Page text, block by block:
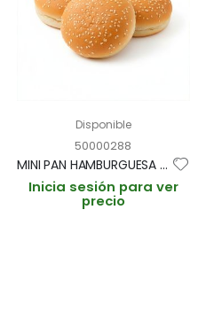
Disponible
50000288
MINI PAN HAMBURGUESA CON SESAMO 7cm/15gr (CAJA 189und)
Inicia sesión para ver
precio